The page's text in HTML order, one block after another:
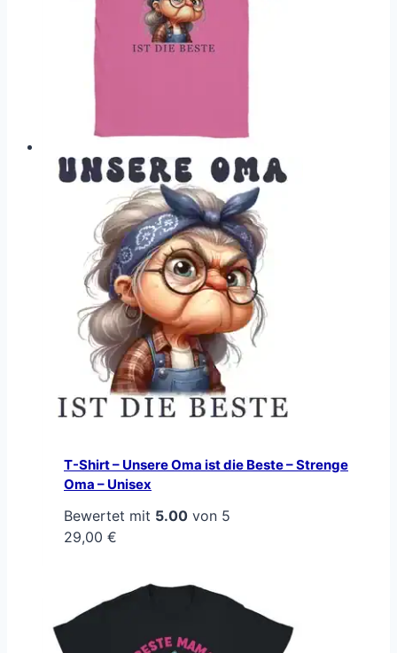
T-Shirt – Unsere Oma ist die Beste – Strenge
Oma – Unisex
Bewertet mit 5.00 von 5
29,00 €